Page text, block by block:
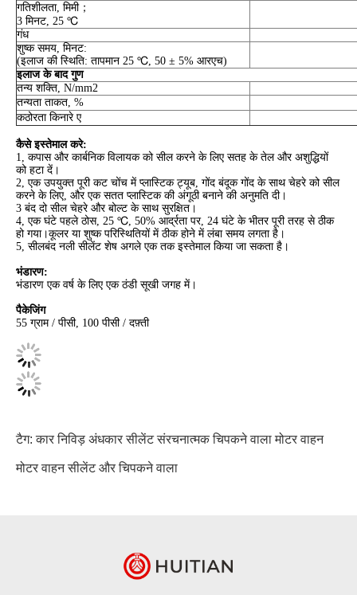
गतिशीलता, मिमी；
3 मिनट, 25 ℃
गंध
शुष्क समय, मिनट:
(इलाज की स्थिति: तापमान 25 ℃, 50 ± 5% आरएच)
इलाज के बाद गुण
तन्य शक्ति, N/mm2
तन्यता ताकत, %
कठोरता किनारे ए
कैसे इस्तेमाल करे:
1, कपास और कार्बनिक विलायक को सील करने के लिए सतह के तेल और अशुद्धियों
को हटा दें।
2, एक उपयुक्त पूरी कट चोंच में प्लास्टिक ट्यूब, गोंद बंदूक गोंद के साथ चेहरे को सील
करने के लिए, और एक सतत प्लास्टिक की अंगूठी बनाने की अनुमति दी।
3 बंद दो सील चेहरे और बोल्ट के साथ सुरक्षित।
4, एक घंटे पहले ठोस, 25 ℃, 50% आर्द्रता पर, 24 घंटे के भीतर पूरी तरह से ठीक
हो गया।कूलर या शुष्क परिस्थितियों में ठीक होने में लंबा समय लगता है।
5, सीलबंद नली सीलेंट शेष अगले एक तक इस्तेमाल किया जा सकता है।
भंडारण:
भंडारण एक वर्ष के लिए एक ठंडी सूखी जगह में।
पैकेजिंग
55 ग्राम / पीसी, 100 पीसी / दफ़्ती
टैग:कार निविड़ अंधकार सीलेंट संरचनात्मक चिपकने वाला मोटर वाहन
मोटर वाहन सीलेंट और चिपकने वाला